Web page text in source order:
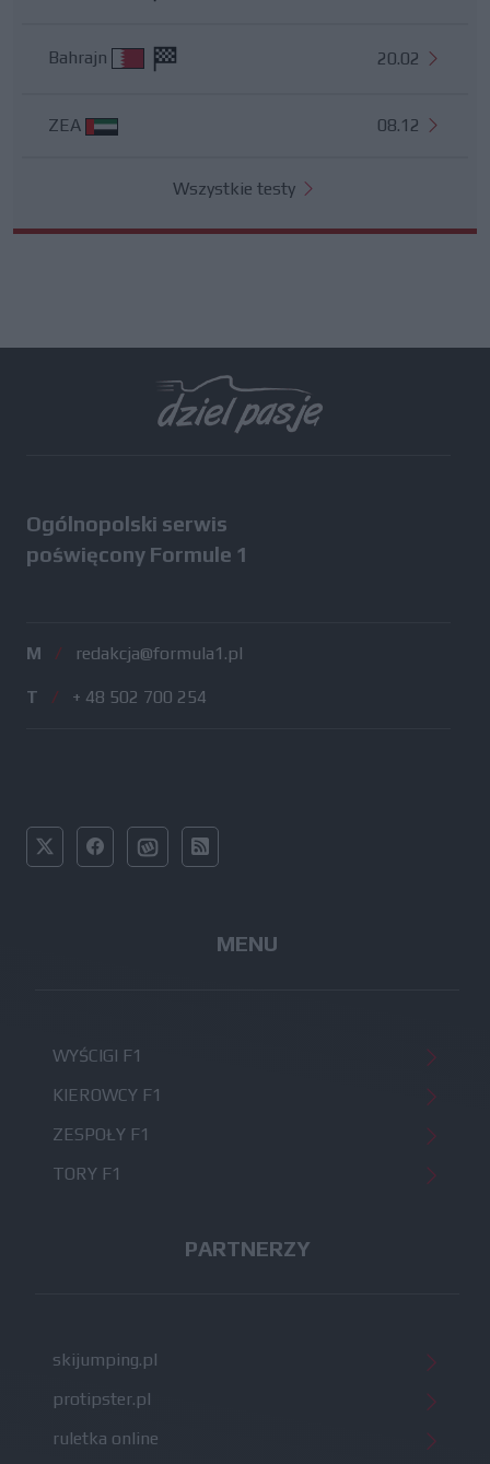
Bahrajn 20.02
ZEA 08.12
Wszystkie testy
Ogólnopolski serwis
poświęcony Formule 1
M / redakcja@formula1.pl
T / + 48 502 700 254
MENU
WYŚCIGI F1
KIEROWCY F1
ZESPOŁY F1
TORY F1
PARTNERZY
skijumping.pl
protipster.pl
ruletka online